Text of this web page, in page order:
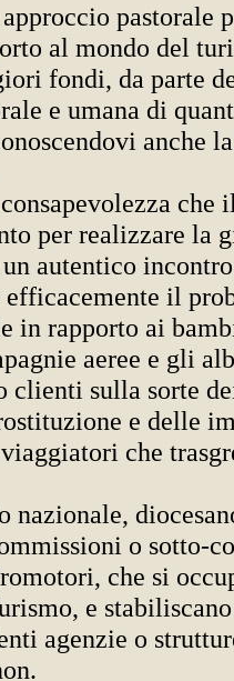
pastorale
al mondo del
fondi, da parte
e umana di
anche
che
per realizzare la
autentico
efficacemente il
in rapporto ai
aeree e gli
clienti sulla sorte
e delle
che
nazionale,
o sotto-
che si
e
agenzie o